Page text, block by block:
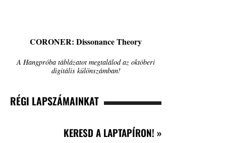
CORONER: Dissonance Theory
A Hangpróba táblázatot megtalálod az októberi
digitális különszámban!
RÉGI LAPSZÁMAINKAT
KERESD A LAPTAPÍRON! »